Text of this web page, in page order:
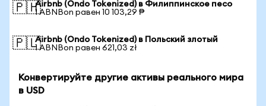
🇵🇭Airbnb (Ondo Tokenized) в Филиппинское песо
1 ABNBon равен 10 103,29 ₱
🇵🇱Airbnb (Ondo Tokenized) в Польский злотый
1 ABNBon равен 621,03 zł
Конвертируйте другие активы реального мира
в USD